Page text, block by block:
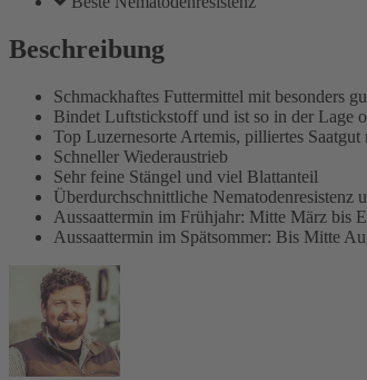
Beschreibung
Schmackhaftes Futtermittel mit besonders
Bindet Luftstickstoff und ist so in der Lage
Top Luzernesorte Artemis, pilliertes
Schneller Wiederaustrieb
Sehr feine Stängel und viel Blattanteil
Überdurchschnittliche Nematodenresistenz
Aussaattermin im Frühjahr: Mitte März bis
Aussaattermin im Spätsommer: Bis Mitte